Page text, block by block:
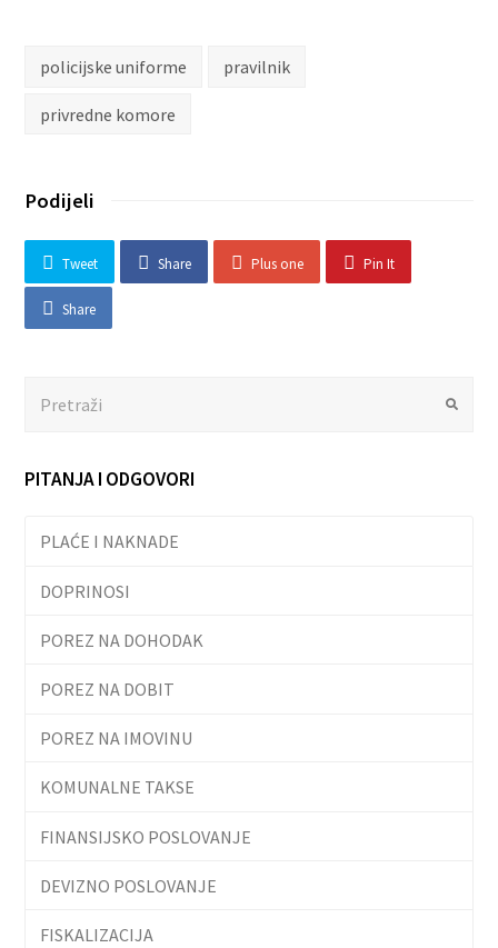
policijske uniforme pravilnik
privredne komore
Podijeli
Tweet Share Plus one Pin It
Share
Submit
PITANJA I ODGOVORI
PLAĆE I NAKNADE
DOPRINOSI
POREZ NA DOHODAK
POREZ NA DOBIT
POREZ NA IMOVINU
KOMUNALNE TAKSE
FINANSIJSKO POSLOVANJE
DEVIZNO POSLOVANJE
FISKALIZACIJA